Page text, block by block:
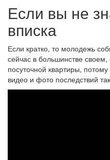
Если вы не
вписка
Если кратко, то молодежь
сейчас в большинстве
посуточной квартиры,
видео и фото последствий